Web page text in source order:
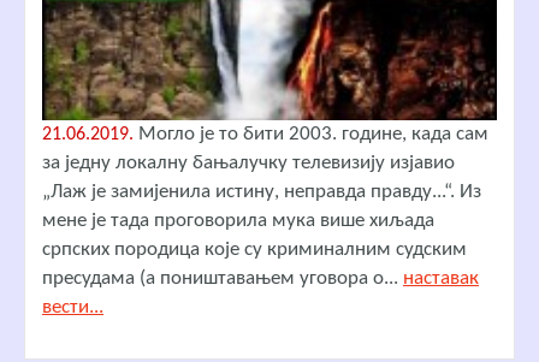
21.06.2019. Могло је то бити 2003. године, када сам
за једну локалну бањалучку телевизију изјавио
„Лаж је замијенила истину, неправда правду...“. Из
мене је тада проговорила мука више хиљада
српских породица које су криминалним судским
пресудама (а поништавањем уговора о... наставак
вести...